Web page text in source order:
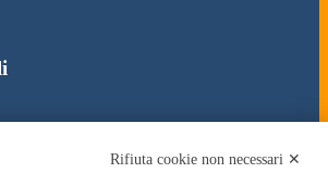
con il Pubblico
Rifiuta cookie non necessari ✕